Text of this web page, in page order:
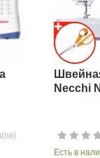
Necchi
Есть в